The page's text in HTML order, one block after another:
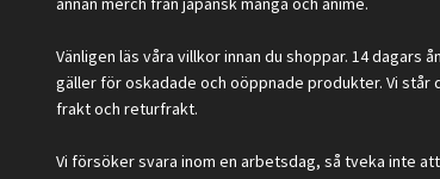
Vänligen läs våra villkor innan du shoppar. 14 dagars
gäller för oskadade och oöppnade produkter. Vi står
frakt och returfrakt.
Vi försöker svara inom en arbetsdag, så tveka inte